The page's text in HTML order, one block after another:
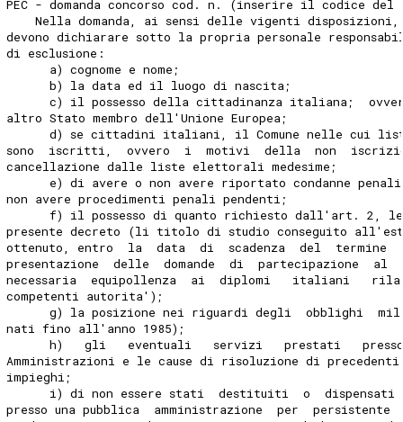
PEC - domanda concorso cod. n. (inserire il codice del
Nella domanda, ai sensi delle vigenti
devono dichiarare sotto la propria personale
di esclusione:
      a) cognome e nome;
      b) la data ed il luogo di nascita;
c) il possesso della cittadinanza italiana;
altro Stato membro dell'Unione Europea;
d) se cittadini italiani, il Comune nelle cui
sono  iscritti,  ovvero  i  motivi  della  non
cancellazione dalle liste elettorali medesime;
e) di avere o non avere riportato condanne
non avere procedimenti penali pendenti;
f) il possesso di quanto richiesto dall'art. 2,
presente decreto (li titolo di studio conseguito
ottenuto, entro  la  data  di  scadenza  del
presentazione  delle  domande  di  partecipazione  al
necessaria  equipollenza  ai  diplomi   italiani
competenti autorita');
g) la posizione nei riguardi degli  obblighi
nati fino all'anno 1985);
h)   gli   eventuali   servizi   prestati
Amministrazioni e le cause di risoluzione di
impieghi;
i) di non essere stati  destituiti  o  dispensati
presso una pubblica  amministrazione  per